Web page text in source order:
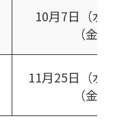
10月7日（水）
（金）
11月25日（水）
（金）